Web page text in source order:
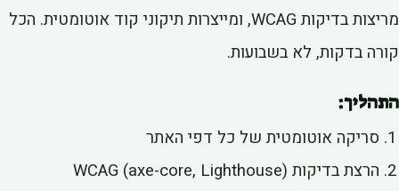
מריצות בדיקות WCAG, ומייצרות תיקוני קוד אוטומטית. הכל
בדקות, לא בשבועות.
סריקה אוטומטית של כל דפי האתר
הרצת בדיקות WCAG (axe-core, Lighthouse)